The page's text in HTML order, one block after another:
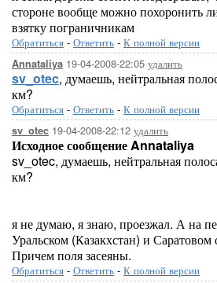
стороне вообще можно похоронить
взятку пограничникам
Обратиться - Ответить - К полной версии
Annataliya 19-04-2008-22:05 удалить
sv_otec, думаешь, нейтральная
км?
Обратиться - Ответить - К полной версии
sv_otec 19-04-2008-22:12 удалить
Исходное сообщение Annataliya
sv_otec, думаешь, нейтральная
км?
я не думаю, я знаю, проезжал. А на
Уральском (Казакхстан) и
Причем поля засеяны.
Обратиться - Ответить - К полной версии